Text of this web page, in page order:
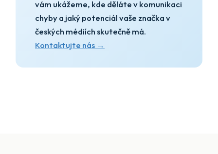
vám ukážeme, kde děláte v komunikaci
chyby a jaký potenciál vaše značka v
českých médiích skutečně má.
Kontaktujte nás →